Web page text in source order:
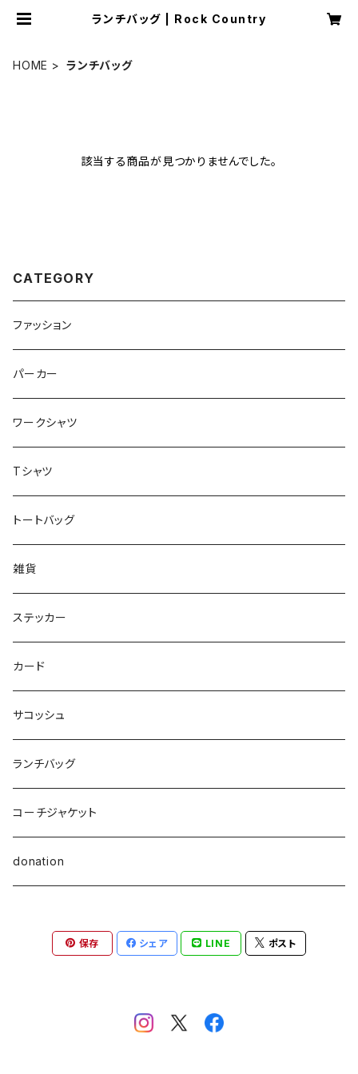
ランチバッグ | Rock Country
HOME ランチバッグ
該当する商品が見つかりませんでした。
CATEGORY
ファッション
パーカー
ワークシャツ
Tシャツ
トートバッグ
雑貨
ステッカー
カード
サコッシュ
ランチバッグ
コーチジャケット
donation
保存 シェア LINE ポスト